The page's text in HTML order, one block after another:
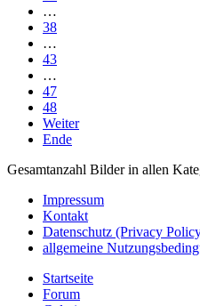
…
38
…
43
…
47
48
Weiter
Ende
Gesamtanzahl Bilder in allen
Impressum
Kontakt
Datenschutz (Privacy
allgemeine
Startseite
Forum